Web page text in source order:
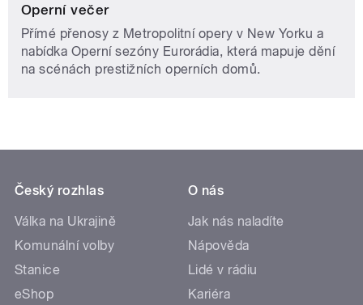
Operní večer
Přímé přenosy z Metropolitní opery v New Yorku a
nabídka Operní sezóny Eurorádia, která mapuje dění
na scénách prestižních operních domů.
Český rozhlas
Válka na Ukrajině
Komunální volby
Stanice
eShop
O nás
Jak nás naladíte
Nápověda
Lidé v rádiu
Kariéra